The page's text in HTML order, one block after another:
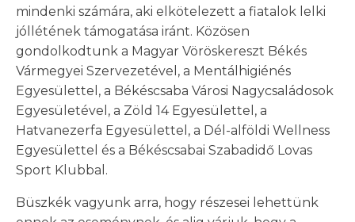
mindenki számára, aki elkötelezett a fiatalok lelki
jóllétének támogatása iránt. Közösen
gondolkodtunk a Magyar Vöröskereszt Békés
Vármegyei Szervezetével, a Mentálhigiénés
Egyesülettel, a Békéscsaba Városi Nagycsaládosok
Egyesületével, a Zöld 14 Egyesülettel, a
Hatvanezerfa Egyesülettel, a Dél-alföldi Wellness
Egyesülettel és a Békéscsabai Szabadidő Lovas
Sport Klubbal.
Büszkék vagyunk arra, hogy részesei lehettünk